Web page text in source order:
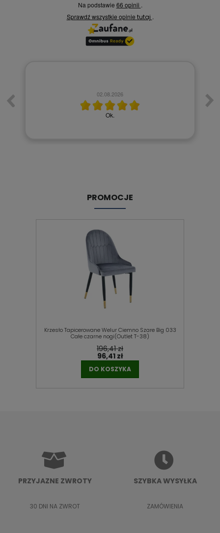
Na podstawie 66 opinii .
Sprawdź wszystkie opinie tutaj .
02.08.2026
Ok.
PROMOCJE
Krzesło Tapicerowane Welur Ciemno Szare Big 033
Całe czarne nogi(Outlet T-38)
196,41 zł
96,41 zł
DO KOSZYKA
PRZYJAZNE ZWROTY
30 DNI NA ZWROT
SZYBKA WYSYŁKA
ZAMÓWIENIA